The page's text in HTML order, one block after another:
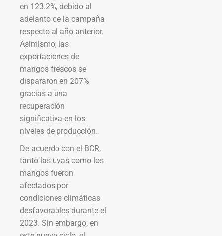
en 123.2%, debido al
adelanto de la campaña
respecto al año anterior.
Asimismo, las
exportaciones de
mangos frescos se
dispararon en 207%
gracias a una
recuperación
significativa en los
niveles de producción.
De acuerdo con el BCR,
tanto las uvas como los
mangos fueron
afectados por
condiciones climáticas
desfavorables durante el
2023. Sin embargo, en